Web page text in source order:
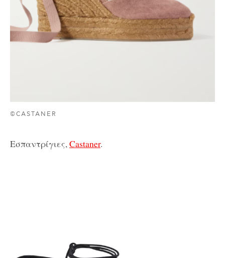
©CASTANER
Εσπαντρίγιες,Castaner.